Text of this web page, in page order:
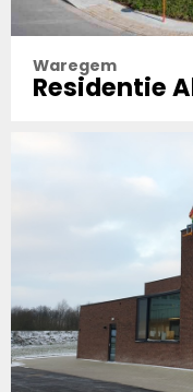
Waregem
Residentie